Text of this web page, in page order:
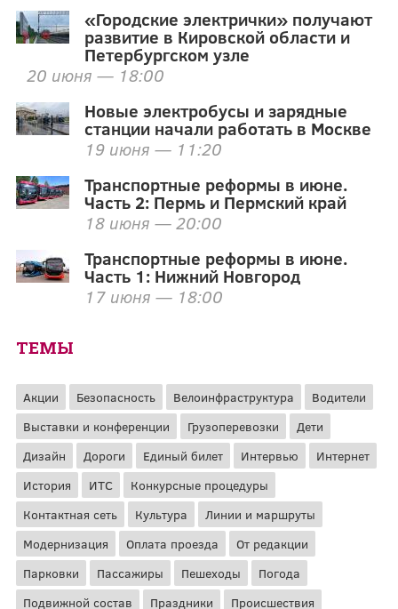
«Городские электрички» получают
развитие в Кировской области и
Петербургском узле
20 июня — 18:00
Новые электробусы и зарядные
станции начали работать в Москве
19 июня — 11:20
Транспортные реформы в июне.
Часть 2: Пермь и Пермский край
18 июня — 20:00
Транспортные реформы в июне.
Часть 1: Нижний Новгород
17 июня — 18:00
ТЕМЫ
Акции Безопасность Велоинфраструктура
Водители
Выставки и конференции
Грузоперевозки
Дети
Дизайн
Дороги Единый билет Интервью
Интернет
История
ИТС
Конкурсные процедуры
Контактная сеть
Культура
Линии и маршруты
Модернизация
Оплата проезда
От редакции
Парковки
Пассажиры Пешеходы
Погода
Подвижной состав
Праздники Происшествия